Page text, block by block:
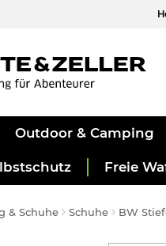
Outdoor & Camping
Freie
& Schuhe Schuhe BW